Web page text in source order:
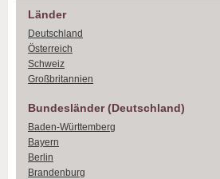
Länder
Deutschland
Österreich
Schweiz
Großbritannien
Bundesländer (Deutschland)
Baden-Württemberg
Bayern
Berlin
Brandenburg